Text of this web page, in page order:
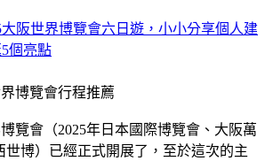
大阪世界博覽會六日遊，小小分享個人建
個亮點
覽會（2025年日本國際博覽會、大阪萬
世博）已經正式開展了，至於這次的主